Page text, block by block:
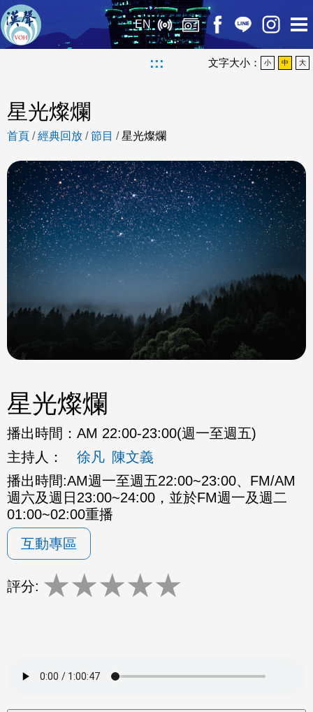
EN
::: 文字大小： 小 中 大
星光燦爛
首頁 /經典回放 /節目 /星光燦爛
星光燦爛
播出時間： AM 22:00-23:00(週一至週五)
主持人：
徐凡 陳文義
播出時間:AM週一至週五22:00~23:00、FM/AM
週六及週日23:00~24:00，並於FM週一及週二
01:00~02:00重播
互動專區
評分: ★★★★★